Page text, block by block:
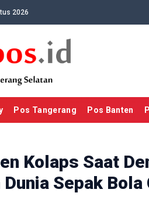
2026
Pos Tangerang Pos Banten
Kolaps Saat
Sepak Bola